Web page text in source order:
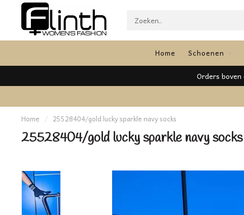
Home Schoenen
Home / 25528404/gold lucky sparkle navy socks
25528404/gold lucky sparkle navy socks